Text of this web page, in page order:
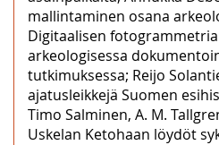
mallintaminen osana
Digitaalisen
arkeologisessa
tutkimuksessa; Reijo
ajatusleikkejä Suomen
Timo Salminen, A. M.
Uskelan Ketohaan löydöt